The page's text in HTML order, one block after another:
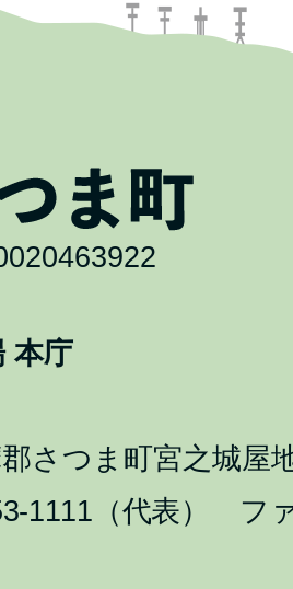
本庁
さつま町宮之城屋
1111（代表） フ